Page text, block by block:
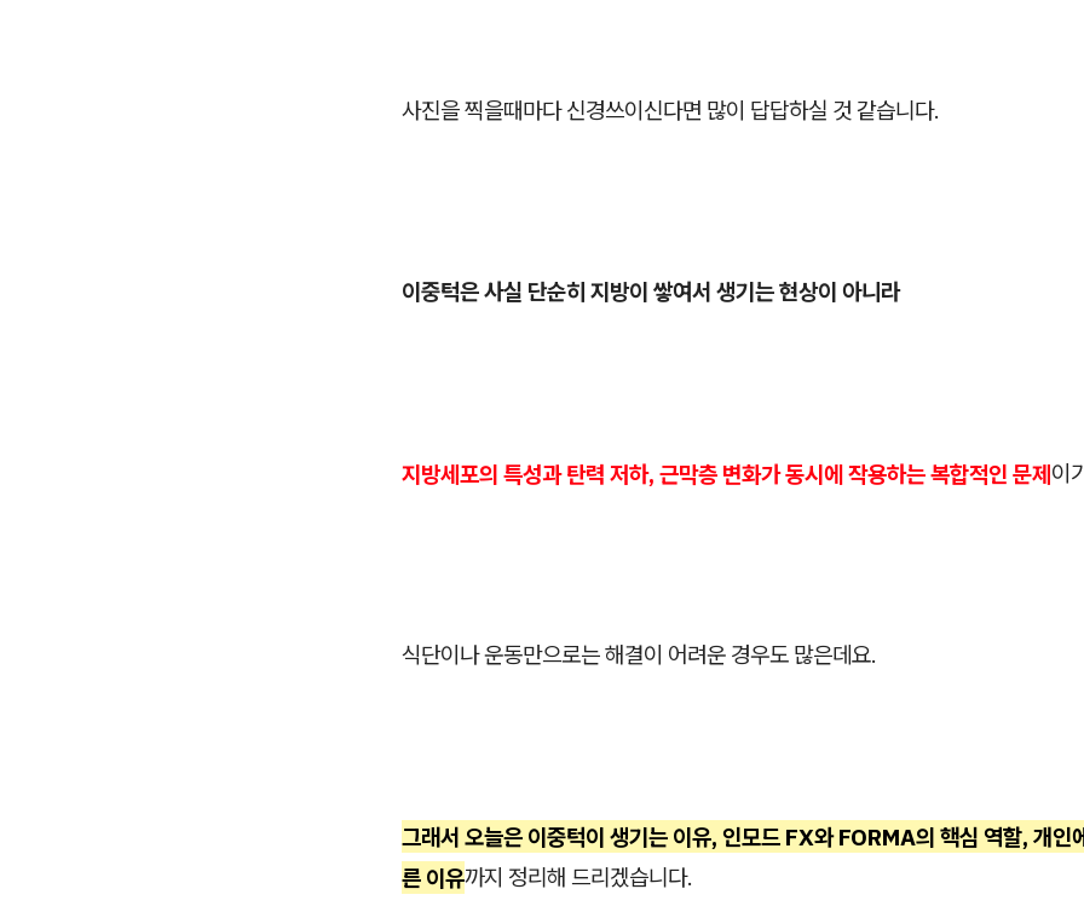
사진을 찍을때마다 신경쓰이신다면 많이 답답하실 것 같습니다.
이중턱은 사실 단순히 지방이 쌓여서 생기는 현상이 아니라
지방세포의 특성과 탄력 저하, 근막층 변화가 동시에 작용하는 복합적인 문제이
식단이나 운동만으로는 해결이 어려운 경우도 많은데요.
그래서 오늘은 이중턱이 생기는 이유, 인모드 FX와 FORMA의 핵심 역할, 개인
른 이유까지 정리해 드리겠습니다.